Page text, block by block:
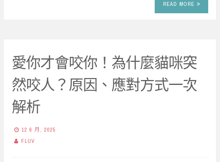
READ MORE
愛你才會咬你！為什麼貓咪突
然咬人？原因、應對方式一次
解析
12 6 月, 2025
FLUV